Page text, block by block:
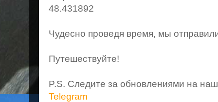
48.431892
Чудесно проведя время, мы
Путешествуйте!
P.S. Следите за обновлениями на
Telegram